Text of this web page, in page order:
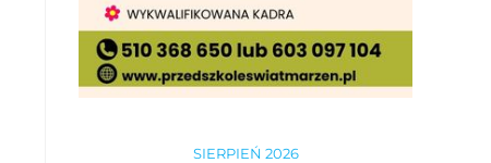
SIERPIEŃ 2026